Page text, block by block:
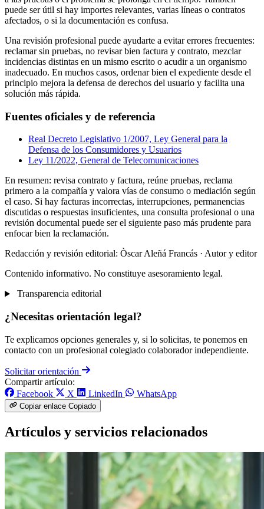
puede ser útil si hay importes relevantes, varias líneas o contratos
afectados, o si la documentación es confusa.
Una revisión profesional puede ayudarte a evitar errores frecuentes:
reclamar sin pruebas, no revisar bien factura y contrato, mezclar
incidencias distintas en un mismo escrito o acudir a un organismo
inadecuado. En muchos casos, ordenar bien el expediente desde el
principio mejora la defensa de derechos del usuario y facilita una
solución más rápida.
Fuentes oficiales y de referencia
Real Decreto Legislativo 1/2007, Ley General para la
Defensa de los Consumidores y Usuarios
Ley 11/2022, General de Telecomunicaciones
En resumen: revisa contrato y factura, reúne pruebas, reclama
primero a la compañía y valora vías de consumo o mediación según
el caso. Si hay facturas incorrectas, interrupciones, permanencias
discutidas o respuestas insuficientes, una consulta profesional o una
revisión documental puede ser el siguiente paso más prudente para
enfocar bien la reclamación.
Redacción y revisión editorial: Òscar Aleñá Francás · Autor y editor
Contenido informativo. No constituye asesoramiento legal.
Transparencia editorial
¿Necesitas orientación legal?
Te explicamos opciones generales y, si lo solicitas, te ponemos en
contacto con un profesional colegiado colaborador independiente.
Solicitar orientación
Compartir artículo:
Facebook
X LinkedIn WhatsApp
Copiar enlace Copiado
Artículos y servicios relacionados